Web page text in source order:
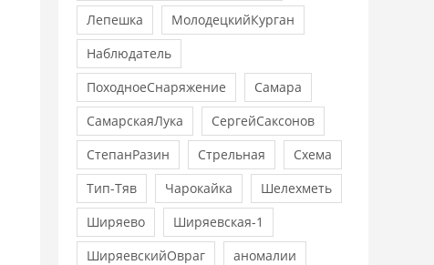
Лепешка
МолодецкийКурган
Наблюдатель
ПоходноеСнаряжение
Самара
СамарскаяЛука
СергейСаксонов
СтепанРазин
Стрельная
Схема
Тип-Тяв
Чарокайка
Шелехметь
Ширяево
Ширяевская-1
ШиряевскийОвраг
аномалии